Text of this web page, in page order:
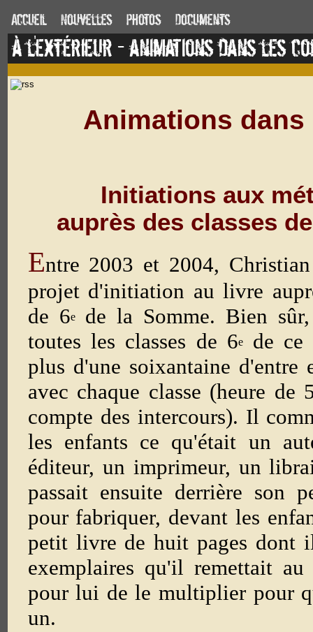
Accueil Nouvelles Photos Documents
à l'extérieur - animations dans les
Animations
Initiations aux
auprès des classes
Entre 2003 et 2004,
projet d'initiation au livre
de 6ede la Somme. Bien
toutes les classes de 6ede ce
plus d'une soixantaine
avec chaque classe (heure
compte des intercours). Il
les enfants ce qu'était un
éditeur, un imprimeur, un
passait ensuite derrière son
pour fabriquer, devant les
petit livre de huit pages dont
exemplaires qu'il remettait au
pour lui de le multiplier pour
un.